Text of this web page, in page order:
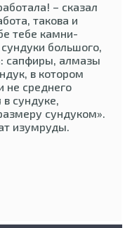
– сказал
такова и
тебе камни-
большого,
сапфиры, алмазы
в котором
не среднего
сундуке,
сундуком».
изумруды.